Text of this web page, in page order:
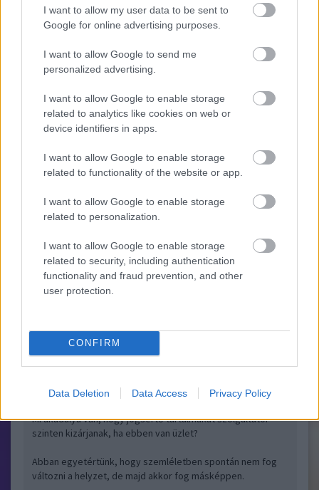
I want to allow my user data to be sent to
Google for online advertising purposes.
I want to allow Google to send me
personalized advertising.
I want to allow Google to enable storage
related to analytics like cookies on web or
device identifiers in apps.
I want to allow Google to enable storage
related to functionality of the website or app.
I want to allow Google to enable storage
related to personalization.
I want to allow Google to enable storage
related to security, including authentication
functionality and fraud prevention, and other
user protection.
CONFIRM
Data Deletion Data Access Privacy Policy
fizetnének a fizetős…..
retekbá 2010.01.05 13:40:32
@Nakhchivan
: Nem részlet idézéséről van szó. Nem
mellesleg a felhasználási jog megállapításának nincs
Ha egy angol blogíró belép (majd valamikor) a fizetős wired
tartalomra és leközli a hírt a blogján (ingyé) úgy, hogy átír
két három szót, attól még simán elmeszelhetik plagizálás
miatt.
Jogsértő módon a pénzért előállított tartalmat ingyen
átadni - bár biztosan jófejség - jogsértő magatartás. Nem
Ha nincs üzlet, nem lesz tartalom sem.
Ha nincs tartalom mit fognak lopni?
világméretben.
tovább negatív irányba?
Mi akadálya van, hogy jogsértő tartalmakat szolgáltatói
szinten kizárjanak, ha ebben van üzlet?
Abban egyetértünk, hogy szemléletben spontán nem fog
változni a helyzet, de majd akkor fog másképpen.